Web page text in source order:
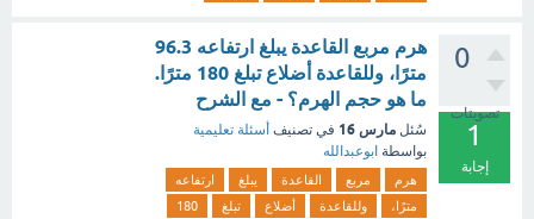
0
تصويتات
1
إجابة
هرم مربع القاعدة يبلغ ارتفاعه 96.3
مترًا، وللقاعدة أضلاع تبلغ 180 مترًا.
ما هو حجم الهرم؟ - مع الشرح
سُئل مارس 16 في تصنيف أسئلة تعليمية
بواسطة ابوعبدالله
هرم مربع القاعدة يبلغ
ارتفاعه
مترًا،
وللقاعدة أضلاع تبلغ
180